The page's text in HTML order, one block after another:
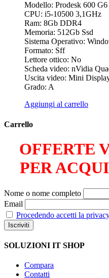
originale
era:
€480,00.
attuale
è:
€460,00.
Modello: Prodesk 600 G6
CPU: i5-10500 3,1GHz
Ram: 8Gb DDR4
Memoria: 512Gb Ssd
Sistema Operativo:
Formato: Sff
Lettore ottico: No
Scheda video: nVidia
Uscita video: Mini
Grado: A
Aggiungi al carrello
Carrello
OFFERTE
PER
Nome o nome completo
Email
Procedendo accetti la
SOLUZIONI IT SHOP
Compara
Contatti